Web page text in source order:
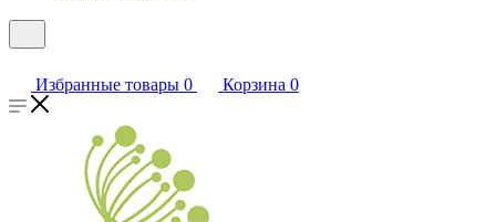
Избранные товары 0 Корзина 0